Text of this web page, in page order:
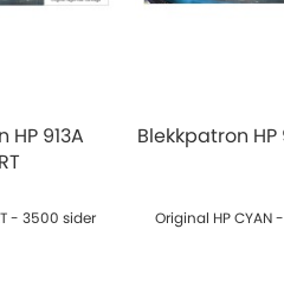
913A
- 3500 sider
Blekkpatron HP
Original HP CYAN